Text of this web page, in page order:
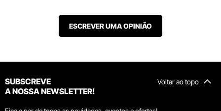
ESCREVER UMA OPINIÃO
Voltar ao topo
SUBSCREVE
A NOSSA NEWSLETTER!